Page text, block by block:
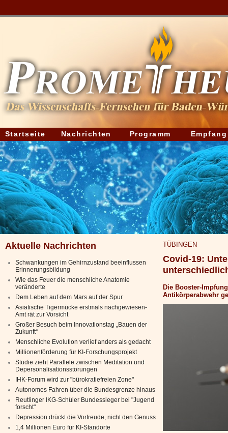
Startseite Nachrichten Programm Empfang
Aktuelle Nachrichten
Schwankungen im Gehirnzustand beeinflussen
Erinnerungsbildung
Wie das Feuer die menschliche Anatomie
veränderte
Dem Leben auf dem Mars auf der Spur
Asiatische Tigermücke erstmals nachgewiesen-
Amt rät zur Vorsicht
Großer Besuch beim Innovationstag „Bauen der
Zukunft“
Menschliche Evolution verlief anders als gedacht
Millionenförderung für KI-Forschungsprojekt
Studie zieht Parallele zwischen Meditation und
Depersonalisationsstörungen
IHK-Forum wird zur "bürokratiefreien Zone"
Autonomes Fahren über die Bundesgrenze hinaus
Reutlinger IKG-Schüler Bundessieger bei "Jugend
forscht"
Depression drückt die Vorfreude, nicht den Genuss
1,4 Millionen Euro für KI-Standorte
TÜBINGEN
Covid-19:
Die Booster-
Antikörperabwehr